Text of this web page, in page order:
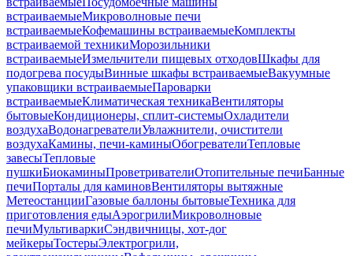
встраиваемыеМикроволновые печи
встраиваемыеКофемашины встраиваемыеКомплекты
встраиваемой техникиМорозильники
встраиваемыеИзмельчители пищевых отходовШкафы для
подогрева посудыВинные шкафы встраиваемыеВакуумные
упаковщики встраиваемыеПароварки
встраиваемыеКлиматическая техникаВентиляторы
бытовыеКондиционеры, сплит-системыОхладители
воздухаВодонагревателиУвлажнители, очистители
воздухаКамины, печи-каминыОбогревателиТепловые
завесыТепловые
пушкиБиокаминыПроветривателиОтопительные печиБанные
печиПорталы для каминовВентиляторы вытяжные
МетеостанцииГазовые баллоны бытовыеТехника для
приготовления едыАэрогрилиМикроволновые
печиМультиваркиСэндвичницы, хот-дог
мейкерыТостерыЭлектрогрили,